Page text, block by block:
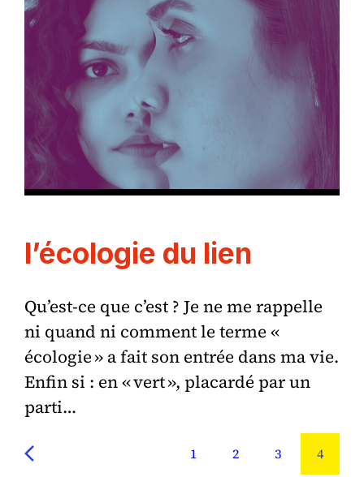
l’écologie du lien
Qu’est-ce que c’est ? Je ne me rappelle
ni quand ni comment le terme «
écologie » a fait son entrée dans ma vie.
Enfin si : en « vert », placardé par un
parti…
1 2 3 4